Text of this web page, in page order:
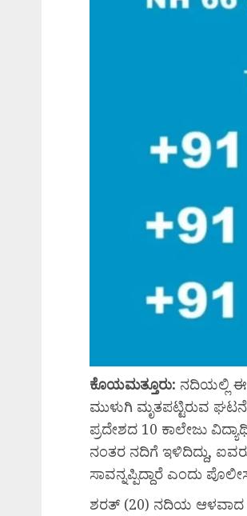
ಕೊಯಮತ್ತೂರು: ನದಿಯಲ್ಲಿ
ಮುಳುಗಿ ಮೃತಪಟ್ಟಿರುವ
ಪ್ರದೇಶದ 10 ಕಾಲೇಜು
ನಂತರ ನದಿಗೆ ಇಳಿದಿದ್ದು,
ಸಾವನ್ನಪ್ಪಿದ್ದಾರೆ ಎಂದು
ಶರತ್ (20) ನದಿಯ ಆಳವಾದ